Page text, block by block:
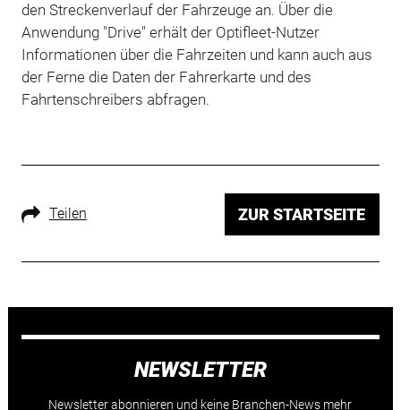
den Streckenverlauf der Fahrzeuge an. Über die
Anwendung "Drive" erhält der Optifleet-Nutzer
Informationen über die Fahrzeiten und kann auch aus
der Ferne die Daten der Fahrerkarte und des
Fahrtenschreibers abfragen.
Teilen ZUR STARTSEITE
NEWSLETTER
Newsletter abonnieren und keine Branchen-News mehr